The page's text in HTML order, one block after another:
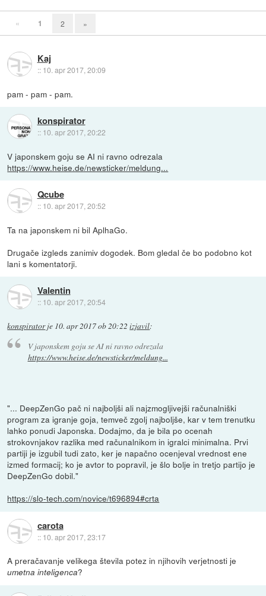
« 1 2 »
Kaj
:: 10. apr 2017, 20:09
pam - pam - pam.
konspirator
:: 10. apr 2017, 20:22
V japonskem goju se AI ni ravno odrezala
https://www.heise.de/newsticker/meldung...
Qcube
:: 10. apr 2017, 20:52
Ta na japonskem ni bil AplhaGo.
Drugače izgleds zanimiv dogodek. Bom gledal če bo podobno kot
lani s komentatorji.
Valentin
:: 10. apr 2017, 20:54
konspiratorje 10. apr 2017 ob 20:22 izjavil:
V japonskem goju se AI ni ravno odrezala
https://www.heise.de/newsticker/meldung...
"... DeepZenGo pač ni najboljši ali najzmogljivejši računalniški
program za igranje goja, temveč zgolj najboljše, kar v tem trenutku
lahko ponudi Japonska. Dodajmo, da je bila po ocenah
strokovnjakov razlika med računalnikom in igralci minimalna. Prvi
partiji je izgubil tudi zato, ker je napačno ocenjeval vrednost ene
izmed formacij; ko je avtor to popravil, je šlo bolje in tretjo partijo je
DeepZenGo dobil."
https://slo-tech.com/novice/t696894#crta
carota
:: 10. apr 2017, 23:17
A preračavanje velikega števila potez in njihovih verjetnosti je
umetna inteligenca?